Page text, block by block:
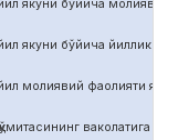
бўйича молиявий-
бўйича йиллик
фаолияти якуни
ваколатига